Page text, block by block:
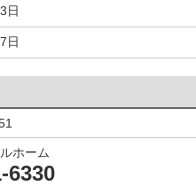
日
日
ホーム
6330